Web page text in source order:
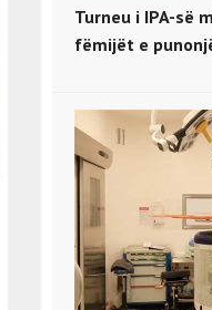
Turneu i IPA-së
fëmijët e